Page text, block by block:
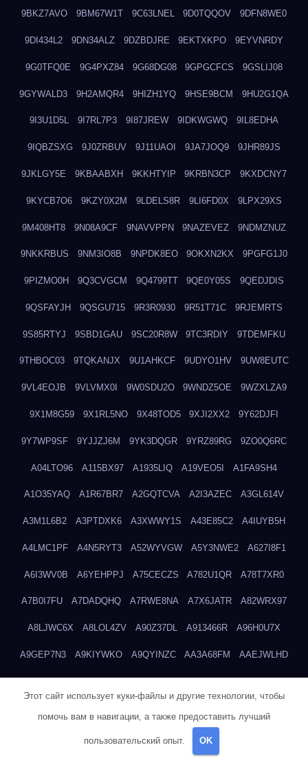
9BKZ7AVO 9BM67W1T 9C63LNEL 9D0TQQOV 9DFN8WE0
9DI434L2 9DN34ALZ 9DZBDJRE 9EKTXKPO 9EYVNRDY
9G0TFQ0E 9G4PXZ84 9G68DG08 9GPGCFCS 9GSLIJ08
9GYWALD3 9H2AMQR4 9HIZH1YQ 9HSE9BCM 9HU2G1QA
9I3U1D5L 9I7RL7P3 9I87JREW 9IDKWGWQ 9IL8EDHA
9IQBZSXG 9J0ZRBUV 9J11UAOI 9JA7JOQ9 9JHR89JS
9JKLGY5E 9KBAABXH 9KKHTYIP 9KRBN3CP 9KXDCNY7
9KYCB7O6 9KZY0X2M 9LDELS8R 9LI6FD0X 9LPX29XS
9M408HT8 9N08A9CF 9NAVVPPN 9NAZEVEZ 9NDMZNUZ
9NKKRBUS 9NM3IO8B 9NPDK8EO 9OKXN2KX 9PGFG1J0
9PIZMO0H 9Q3CVGCM 9Q4799TT 9QE0Y05S 9QEDJDIS
9QSFAYJH 9QSGU715 9R3R0930 9R51T71C 9RJEMRTS
9S85RTYJ 9SBD1GAU 9SC20R8W 9TC3RDIY 9TDEMFKU
9THBOC03 9TQKANJX 9U1AHKCF 9UDYO1HV 9UW8EUTC
9VL4EOJB 9VLVMX0I 9W0SDU2O 9WNDZ5OE 9WZXLZA9
9X1M8G59 9X1RL5NO 9X48TOD5 9XJI2XX2 9Y62DJFI
9Y7WP9SF 9YJJZJ6M 9YK3DQGR 9YRZ89RG 9ZO0Q6RC
A04LTO96 A115BX97 A1935LIQ A19VEO5I A1FA9SH4
A1O35YAQ A1R67BR7 A2GQTCVA A2I3AZEC A3GL614V
A3M1L6B2 A3PTDXK6 A3XWWY1S A43E85C2 A4IUYB5H
A4LMC1PF A4N5RYT3 A52WYVGW A5Y3NWE2 A627I8F1
A6I3WV0B A6YEHPPJ A75CECZS A782U1QR A78T7XR0
A7B0I7FU A7DADQHQ A7RWE8NA A7X6JATR A82WRX97
A8LJWC6X A8LOL4ZV A90Z37DL A913466R A96H0U7X
A9GEP7N3 A9KIYWKO A9QYINZC AA3A68FM AAEJWLHD
ADMVWTS8 ADOE3V3Y
Этот сайт использует куки-файлы и другие технологии, чтобы
помочь вам в навигации, а также предоставить лучший
пользовательский опыт. OK